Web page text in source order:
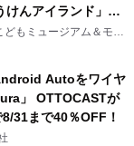
けんアイランド」が
もミュージアム＆モー
Autoをワイヤ
」 OTTOCASTが
31まで40％OFF！